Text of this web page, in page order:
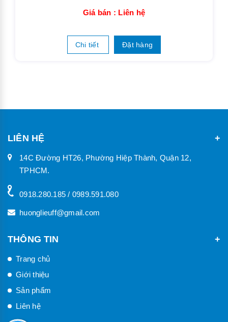
Giá bán : Liên hệ
Chi tiết Đặt hàng
LIÊN HỆ
14C Đường HT26, Phường Hiệp Thành, Quận 12,
TPHCM.
0918.280.185 / 0989.591.080
huonglieuff@gmail.com
THÔNG TIN
Trang chủ
Giới thiệu
Sản phẩm
Liên hệ